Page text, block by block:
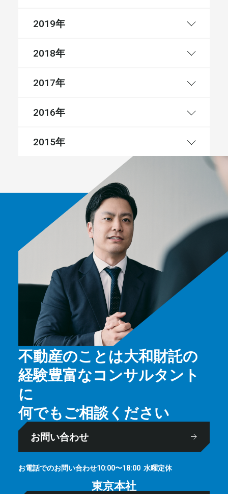
2019年
2018年
2017年
2016年
2015年
不動産のことは大和財託の
経験豊富なコンサルタント
に
何でもご相談ください
お問い合わせ
お電話でのお問い合わせ10:00〜18:00 ⽔曜定休
東京本社